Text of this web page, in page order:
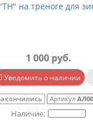
на треноге для
1 000 руб.
Уведомить о наличии
Артикул